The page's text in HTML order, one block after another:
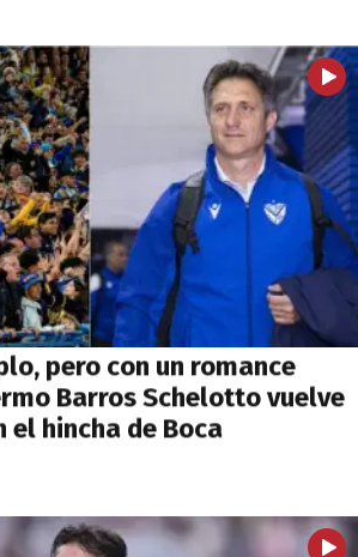
pero con un romance
Barros Schelotto vuelve
el hincha de Boca